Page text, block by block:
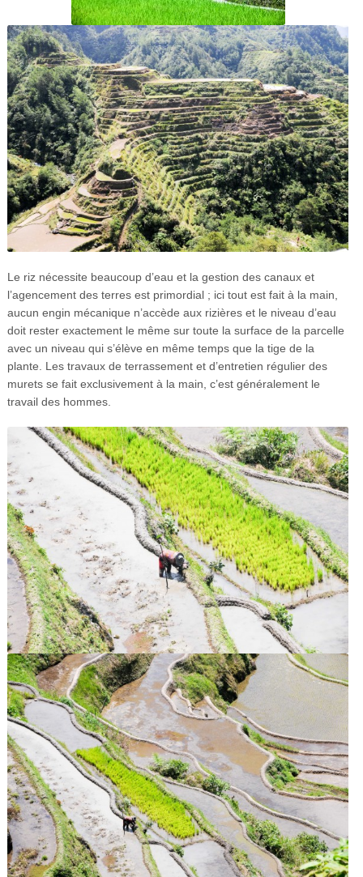
Le riz nécessite beaucoup d’eau et la gestion des canaux et
l’agencement des terres est primordial ; ici tout est fait à la main,
aucun engin mécanique n’accède aux rizières et le niveau d’eau
doit rester exactement le même sur toute la surface de la parcelle
avec un niveau qui s’élève en même temps que la tige de la
plante. Les travaux de terrassement et d’entretien régulier des
murets se fait exclusivement à la main, c’est généralement le
travail des hommes.